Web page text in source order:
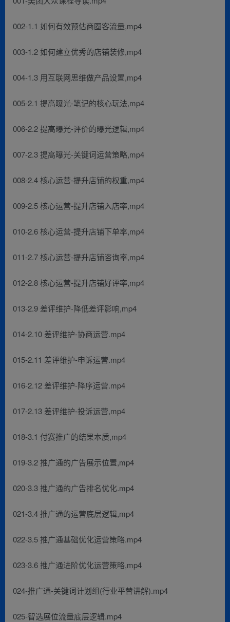
002-1.1 如何有效预估商圈客流量,mp4
003-1.2 如何建立优秀的店铺装修,mp4
004-1.3 用互联网思维做产品设置,mp4
005-2.1 提高曝光-笔记的核心玩法,mp4
006-2.2 提高曝光-评价的曝光逻辑,mp4
007-2.3 提高曝光-关键词运营策略,mp4
008-2.4 核心运营-提升店铺的权重,mp4
009-2.5 核心运营-提升店铺入店率,mp4
010-2.6 核心运营-提升店铺下单率,mp4
011-2.7 核心运营-提升店铺咨询率,mp4
012-2.8 核心运营-提升店铺好评率,mp4
013-2.9 差评维护-降低差评影响,mp4
014-2.10 差评维护-协商运营.mp4
015-2.11 差评维护-申诉运营.mp4
016-2.12 差评维护-降序运营.mp4
017-2.13 差评维护-投诉运营,mp4
018-3.1 付赛推广的结果本质,mp4
019-3.2 推广通的广告展示位置,mp4
020-3.3 推广通的广告排名优化.mp4
021-3.4 推广通的运营底层逻辑,mp4
022-3.5 推广通基础优化运营策略.mp4
023-3.6 推广通进阶优化运营策略,mp4
024-推广通-关键词计划组(行业平替讲解).mp4
025-智选展位流量底层逻辑.mp4